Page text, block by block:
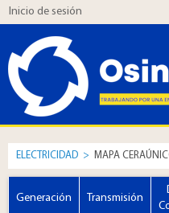
Inicio de sesión
ELECTRICIDAD > MAPA
Generación Transmisión